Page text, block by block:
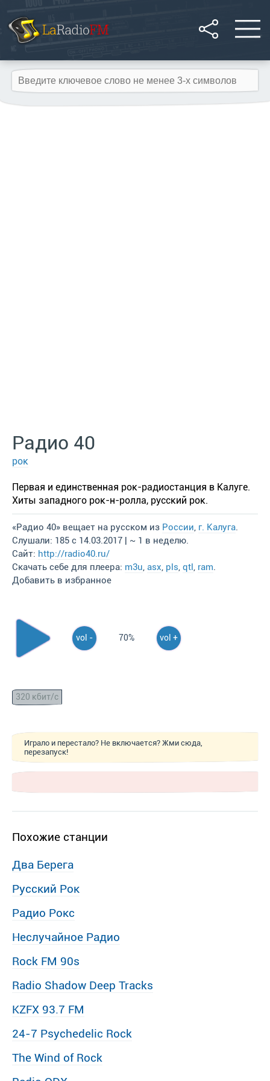
Радио 40
рок
Первая и единственная рок-радиостанция в Калуге.
Хиты западного рок-н-ролла, русский рок.
«Радио 40» вещает на русском из России, г. Калуга.
Слушали: 185 с 14.03.2017 | ~ 1 в неделю.
Сайт: http://radio40.ru/
Скачать себе для плеера: m3u, asx, pls, qtl, ram.
Добавить в избранное
vol - 70% vol +
320 кбит/с
Играло и перестало? Не включается? Жми сюда,
перезапуск!
Похожие станции
Два Берега
Русский Рок
Радио Рокс
Неслучайное Радио
Rock FM 90s
Radio Shadow Deep Tracks
KZFX 93.7 FM
24-7 Psychedelic Rock
The Wind of Rock